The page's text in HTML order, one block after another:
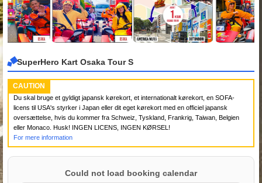
SuperHero Kart Osaka Tour S
CAUTION
Du skal bruge et gyldigt japansk kørekort, et internationalt kørekort, en SOFA-
licens til USA's styrker i Japan eller dit eget kørekort med en officiel japansk
oversættelse, hvis du kommer fra Schweiz, Tyskland, Frankrig, Taiwan, Belgien
eller Monaco. Husk! INGEN LICENS, INGEN KØRSEL!
For mere information
Could not load booking calendar